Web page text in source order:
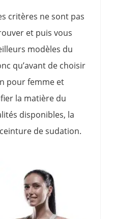
critères ne sont pas
et puis vous
modèles du
qu’avant de choisir
pour femme et
la matière du
disponibles, la
de sudation.